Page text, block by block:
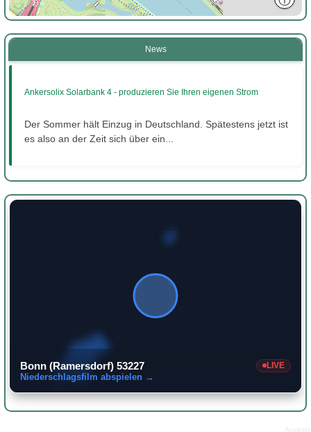
News
Ankersolix Solarbank 4 - produzieren Sie Ihren eigenen Strom
Der Sommer hält Einzug in Deutschland. Spätestens jetzt ist
es also an der Zeit sich über ein...
Bonn (Ramersdorf) 53227 LIVE
Niederschlagsfilm abspielen →